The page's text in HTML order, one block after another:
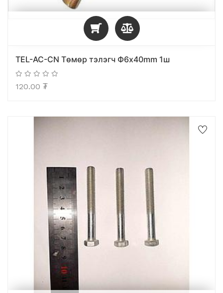
TEL-AC-CN Tөмөр тэлэгч Ф6x40mm 1ш
120.00 ₮